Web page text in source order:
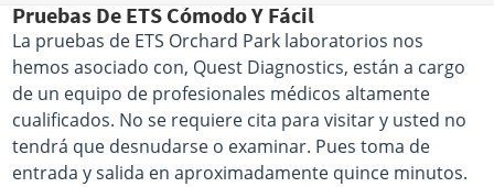
Pruebas De ETS Cómodo Y Fácil
La pruebas de ETS Orchard Park laboratorios nos
hemos asociado con, Quest Diagnostics, están a cargo
de un equipo de profesionales médicos altamente
cualificados. No se requiere cita para visitar y usted no
tendrá que desnudarse o examinar. Pues toma de
entrada y salida en aproximadamente quince minutos.